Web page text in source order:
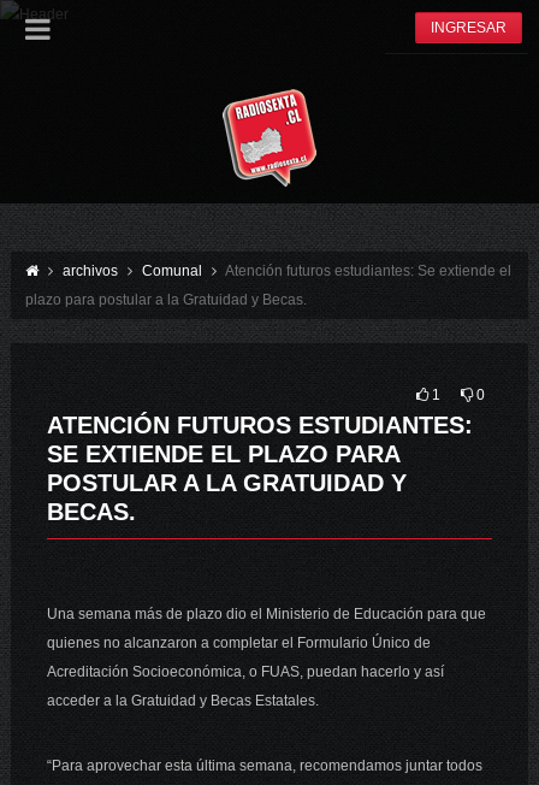
INGRESAR
archivos Comunal
Atención futuros estudiantes: Se extiende el
plazo para postular a la Gratuidad y Becas.
1 0
ATENCIÓN FUTUROS ESTUDIANTES:
SE EXTIENDE EL PLAZO PARA
POSTULAR A LA GRATUIDAD Y
BECAS.
Una semana más de plazo dio el Ministerio de Educación para que
quienes no alcanzaron a completar el Formulario Único de
Acreditación Socioeconómica, o FUAS, puedan hacerlo y así
acceder a la Gratuidad y Becas Estatales.
“Para aprovechar esta última semana, recomendamos juntar todos